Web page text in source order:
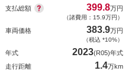
支払総額 399.8万円
（諸費用：15.9万円）
車両価格 383.9万円
（税込 *10%）
年式 2023(R05)年式
走行距離
1.4万km